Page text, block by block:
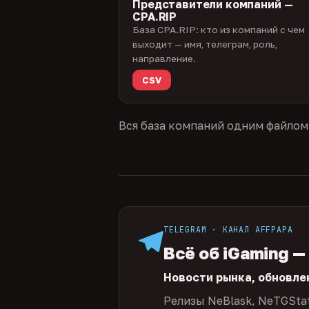
Представители компаний —
CPA.RIP
База CPA.RIP: кто из компаний с чем
выходит — имя, телеграм, роль,
направление.
CSV
Вся база компаний одним
TELEGRAM · КАНАЛ AFFPAPA
Всё об iGaming
Новости рынка,
Релизы NeBlask,